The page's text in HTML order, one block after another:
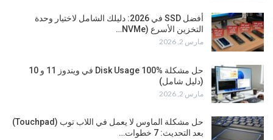
أفضل SSD في 2026: دليلك الشامل لاختيار وحدة
التخزين الأسرع (NVMe…
مارس 2, 2026
حل مشكلة Disk Usage 100% في ويندوز 11 و 10
(دليل شامل)
مارس 2, 2026
حل مشكلة الماوس لا يعمل في اللاب توب (Touchpad)
بعد التحديث: 7 خطوات…